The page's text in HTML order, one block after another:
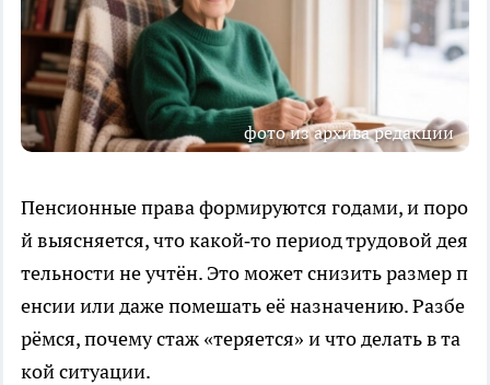
фото из архива редакции
Пенсионные права формируются годами, и поро
й выясняется, что какой‑то период трудовой дея
тельности не учтён. Это может снизить размер п
енсии или даже помешать её назначению. Разбе
рёмся, почему стаж «теряется» и что делать в та
кой ситуации.